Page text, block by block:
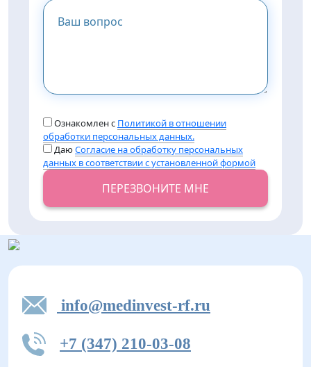
Ознакомлен с Политикой в отношении
обработки персональных данных.
ДаюСогласие на обработку персональных
данных в соответствии с установленной формой
ПЕРЕЗВОНИТЕ МНЕ
info@medinvest-rf.ru
+7 (347) 210-03-08